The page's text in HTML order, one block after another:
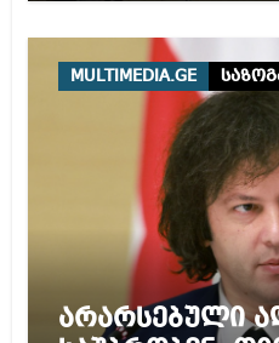
MULTIMEDIA.GE
არარსებული